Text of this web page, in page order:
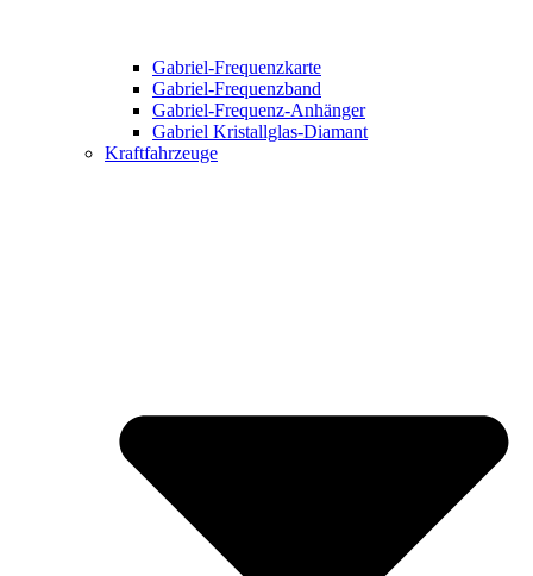
Gabriel-Frequenzkarte
Gabriel-Frequenzband
Gabriel-Frequenz-Anhänger
Gabriel Kristallglas-Diamant
Kraftfahrzeuge